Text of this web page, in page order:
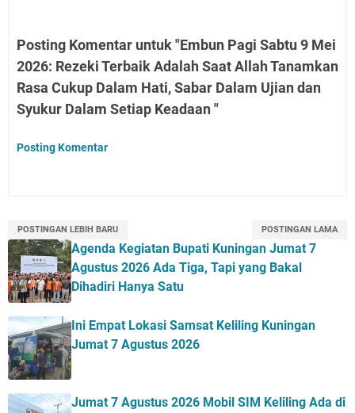
Posting Komentar untuk "Embun Pagi Sabtu 9 Mei
2026: Rezeki Terbaik Adalah Saat Allah Tanamkan
Rasa Cukup Dalam Hati, Sabar Dalam Ujian dan
Syukur Dalam Setiap Keadaan "
Posting Komentar
POSTINGAN LEBIH BARU POSTINGAN LAMA
Agenda Kegiatan Bupati Kuningan Jumat 7
Agustus 2026 Ada Tiga, Tapi yang Bakal
Dihadiri Hanya Satu
Ini Empat Lokasi Samsat Keliling Kuningan
Jumat 7 Agustus 2026
Jumat 7 Agustus 2026 Mobil SIM Keliling Ada di